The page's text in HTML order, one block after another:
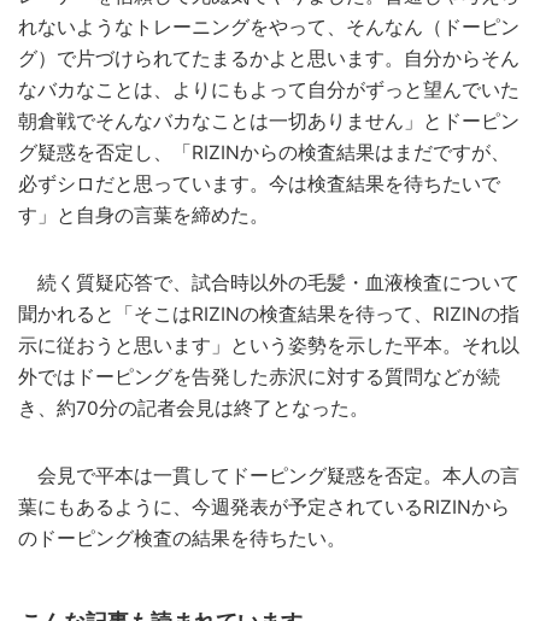
れないようなトレーニングをやって、そんなん（ドーピン
グ）で片づけられてたまるかよと思います。自分からそん
なバカなことは、よりにもよって自分がずっと望んでいた
朝倉戦でそんなバカなことは一切ありません」とドーピン
グ疑惑を否定し、「RIZINからの検査結果はまだですが、
必ずシロだと思っています。今は検査結果を待ちたいで
す」と自身の言葉を締めた。
続く質疑応答で、試合時以外の毛髪・血液検査について
聞かれると「そこはRIZINの検査結果を待って、RIZINの指
示に従おうと思います」という姿勢を示した平本。それ以
外ではドーピングを告発した赤沢に対する質問などが続
き、約70分の記者会見は終了となった。
会見で平本は一貫してドーピング疑惑を否定。本人の言
葉にもあるように、今週発表が予定されているRIZINから
のドーピング検査の結果を待ちたい。